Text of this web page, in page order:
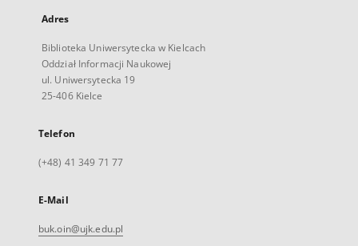
Adres
Biblioteka Uniwersytecka w Kielcach
Oddział Informacji Naukowej
ul. Uniwersytecka 19
25-406 Kielce
Telefon
(+48) 41 349 71 77
E-Mail
buk.oin@ujk.edu.pl